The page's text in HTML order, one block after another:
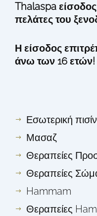
Thalaspa
πελάτες του
Η είσοδος
άνω των 16 ετών!
Εσωτερική
Μασαζ
Θεραπείες
Θεραπείες
Hammam
Θεραπείες